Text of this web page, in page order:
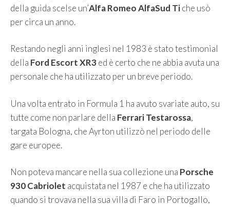
della guida scelse un’Alfa Romeo AlfaSud Tiche usò
per circa un anno.
Restando negli anni inglesi nel 1983 è stato testimonial
della Ford Escort XR3ed è certo che ne abbia avuta una
personale che ha utilizzato per un breve periodo.
Una volta entrato in Formula 1 ha avuto svariate auto, su
tutte come non parlare della Ferrari Testarossa,
targata Bologna, che Ayrton utilizzò nel periodo delle
gare europee.
Non poteva mancare nella sua collezione una Porsche
930 Cabriolet acquistata nel 1987 e che ha utilizzato
quando si trovava nella sua villa di Faro in Portogallo,